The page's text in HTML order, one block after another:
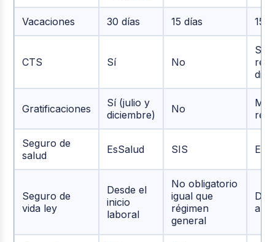
Vacaciones 30 días 15 días 15
CTS Sí No
Sí
Gratificaciones
Sí (julio y
diciembre)
No
Seguro de
salud
EsSalud SIS
Seguro de
vida ley
Desde el
inicio
laboral
No obligatorio
igual que
régimen
general
año